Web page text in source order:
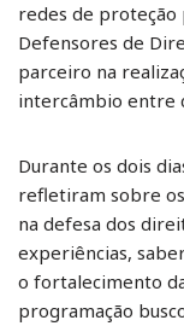
redes de proteção
Defensores de
parceiro na
intercâmbio entre
Durante os dois
refletiram sobre
na defesa dos
experiências,
o fortalecimento
programação